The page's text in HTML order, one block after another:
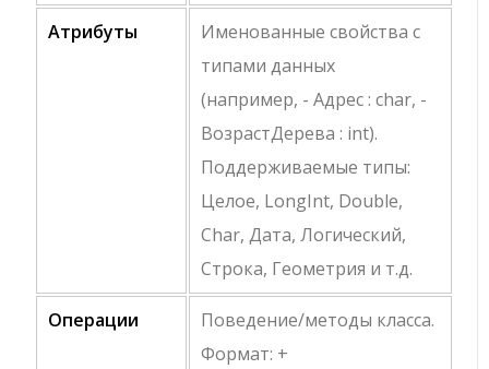
Атрибуты
Именованные свойства с
типами данных
(например, - Адрес : char, -
ВозрастДерева : int).
Поддерживаемые типы:
Целое, LongInt, Double,
Char, Дата, Логический,
Строка, Геометрия и т.д.
Операции
Поведение/методы класса.
Формат: +